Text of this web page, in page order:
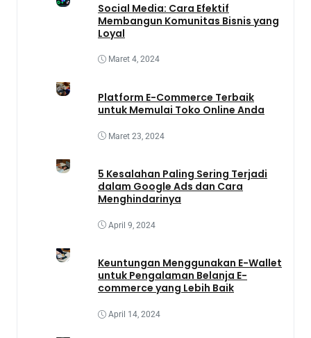
Social Media: Cara Efektif
Membangun Komunitas Bisnis yang
Loyal
Maret 4, 2024
Platform E-Commerce Terbaik
untuk Memulai Toko Online Anda
Maret 23, 2024
5 Kesalahan Paling Sering Terjadi
dalam Google Ads dan Cara
Menghindarinya
April 9, 2024
Keuntungan Menggunakan E-Wallet
untuk Pengalaman Belanja E-
commerce yang Lebih Baik
April 14, 2024